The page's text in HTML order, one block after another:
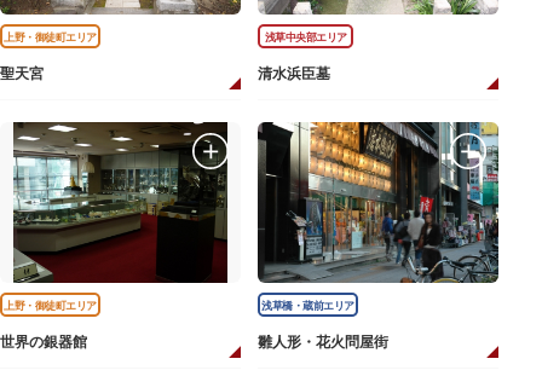
上野・御徒町エリア
聖天宮
浅草中央部エリア
清水浜臣墓
上野・御徒町エリア
世界の銀器館
浅草橋・蔵前エリア
雛人形・花火問屋街